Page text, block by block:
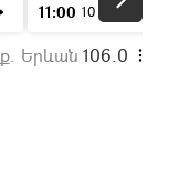
11:00 10 ր
ք. Երևան 106.0